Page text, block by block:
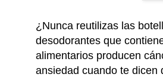
¿Nunca reutilizas las
desodorantes que
alimentarios producen
ansiedad cuando te dicen